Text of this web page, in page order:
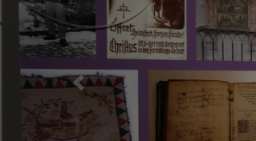
Previous